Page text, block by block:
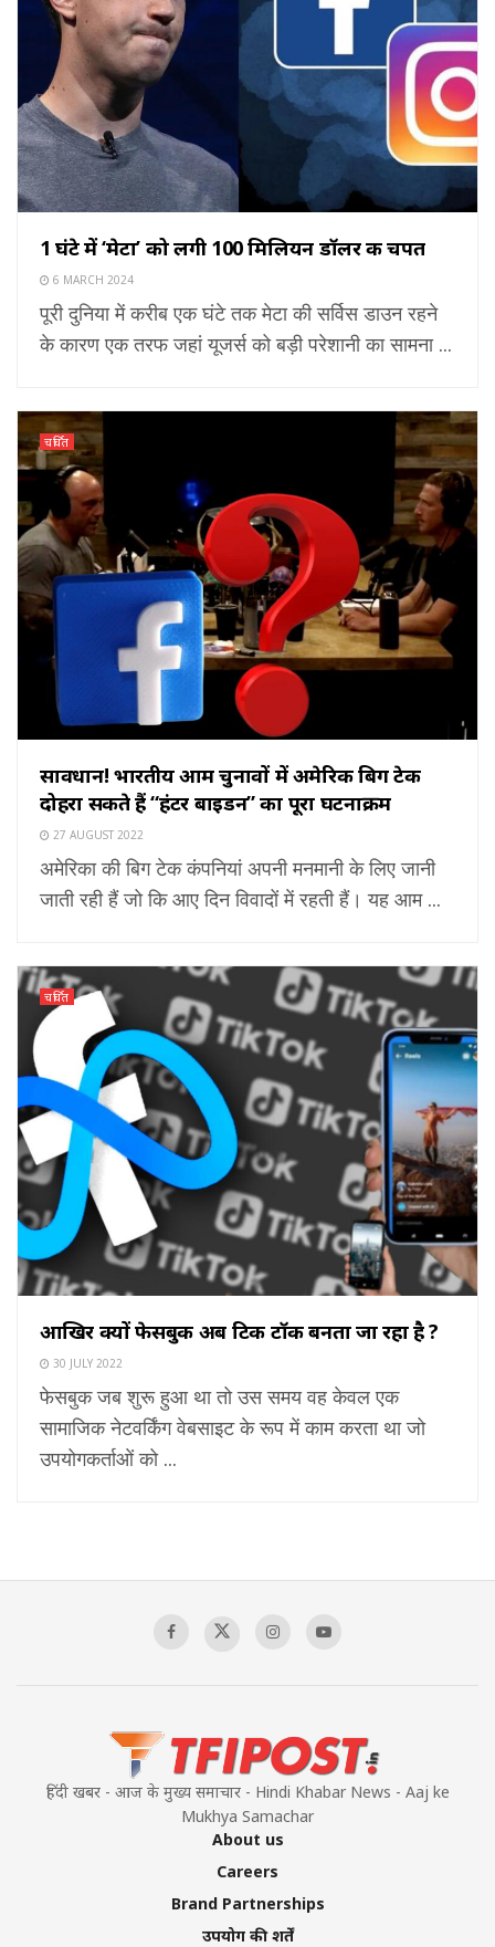
1 घंटे में ‘मेटा’ को लगी 100 मिलियन डॉलर की चपत
6 MARCH 2024
पूरी दुनिया में करीब एक घंटे तक मेटा की सर्विस डाउन रहने
के कारण एक तरफ जहां यूजर्स को बड़ी परेशानी का सामना ...
चर्चित
सावधान! भारतीय आम चुनावों में अमेरिकी बिग टेक
दोहरा सकते हैं “हंटर बाइडन” का पूरा घटनाक्रम
27 AUGUST 2022
अमेरिका की बिग टेक कंपनियां अपनी मनमानी के लिए जानी
जाती रही हैं जो कि आए दिन विवादों में रहती हैं। यह आम ...
चर्चित
आखिर क्यों फेसबुक अब टिक टॉक बनता जा रहा है ?
30 JULY 2022
फेसबुक जब शुरू हुआ था तो उस समय वह केवल एक
सामाजिक नेटवर्किंग वेबसाइट के रूप में काम करता था जो
उपयोगकर्ताओं को ...
हिंदी खबर - आज के मुख्य समाचार - Hindi Khabar News - Aaj ke
Mukhya Samachar
About us
Careers
Brand Partnerships
उपयोग की शर्तें